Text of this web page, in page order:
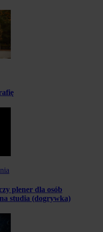
plener dla osób
studia (dogrywka)